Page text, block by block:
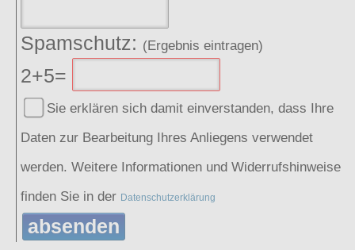
Spamschutz: (Ergebnis eintragen)
2+5=
Sie erklären sich damit einverstanden, dass Ihre
Daten zur Bearbeitung Ihres Anliegens verwendet
werden. Weitere Informationen und Widerrufshinweise
finden Sie in der Datenschutzerklärung
absenden